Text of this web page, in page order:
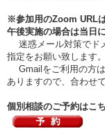
※参加用のZoom URL
午後実施の場合は当日
迷惑メール対策でド
指定をお願い致します。
Gmailをご利用の方は
ありますので、合わせ
個別相談のご予約はこ